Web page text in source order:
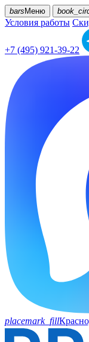
bars Меню
Условия работы
+7 (495) 921-39-22
placemark_fill